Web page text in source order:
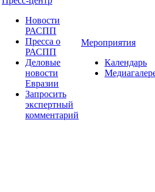
Новости
РАСПП
Пресса о
РАСПП
Деловые
новости
Евразии
Запросить
экспертный
комментарий
Мероприятия
Календарь